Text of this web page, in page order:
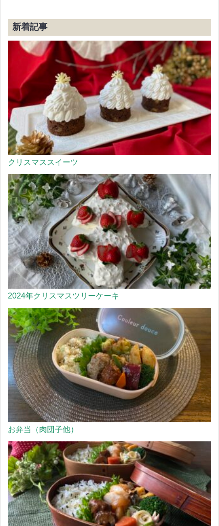
新着記事
クリスマススイーツ
2024年クリスマスツリーケーキ
お弁当（肉団子他）